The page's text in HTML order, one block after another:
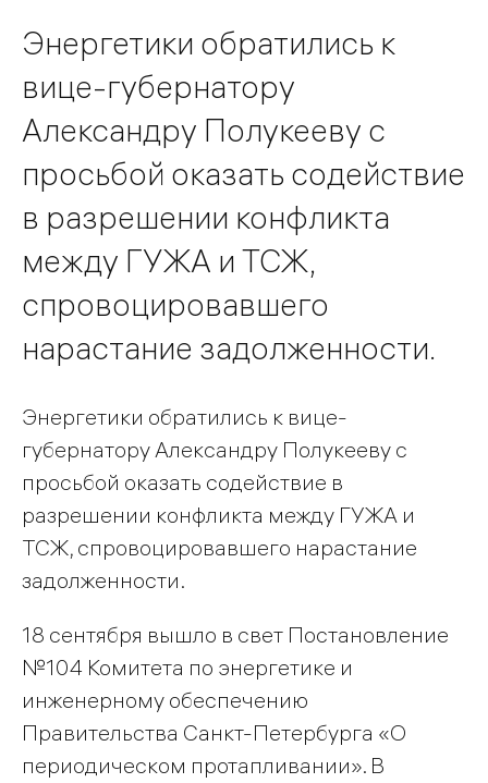
Энергетики обратились к
вице-губернатору
Александру Полукееву с
просьбой оказать содействие
в разрешении конфликта
между ГУЖА и ТСЖ,
спровоцировавшего
нарастание задолженности.
Энергетики обратились к вице-
губернатору Александру Полукееву с
просьбой оказать содействие в
разрешении конфликта между ГУЖА и
ТСЖ, спровоцировавшего нарастание
задолженности.
18 сентября вышло в свет Постановление
№104 Комитета по энергетике и
инженерному обеспечению
Правительства Санкт-Петербурга «О
периодическом протапливании». В